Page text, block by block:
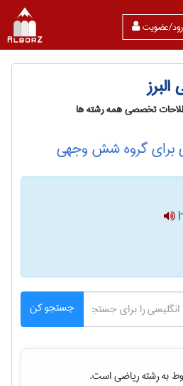
عضویت
تخصصی همه رشته ها
برای گروه شش وجهی
جستجو کن
به رشتهرياضیاست.